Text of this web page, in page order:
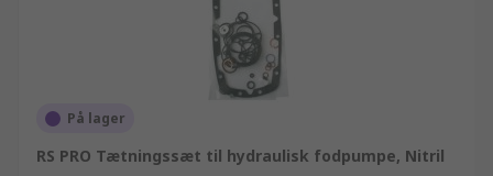
På lager
RS PRO Tætningssæt til hydraulisk fodpumpe, Nitril